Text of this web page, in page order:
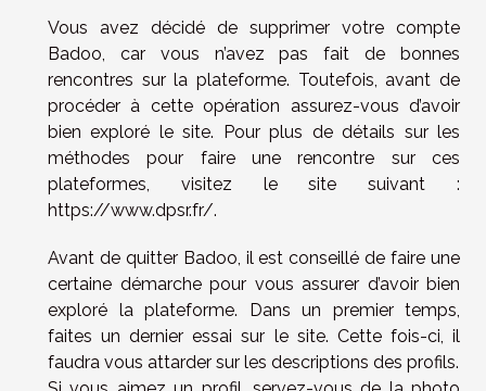
Vous avez décidé de supprimer votre compte
Badoo, car vous n’avez pas fait de bonnes
rencontres sur la plateforme. Toutefois, avant de
procéder à cette opération assurez-vous d’avoir
bien exploré le site. Pour plus de détails sur les
méthodes pour faire une rencontre sur ces
plateformes, visitez le site suivant :
https://www.dpsr.fr/.
Avant de quitter Badoo, il est conseillé de faire une
certaine démarche pour vous assurer d’avoir bien
exploré la plateforme. Dans un premier temps,
faites un dernier essai sur le site. Cette fois-ci, il
faudra vous attarder sur les descriptions des profils.